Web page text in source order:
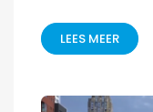
LEES MEER